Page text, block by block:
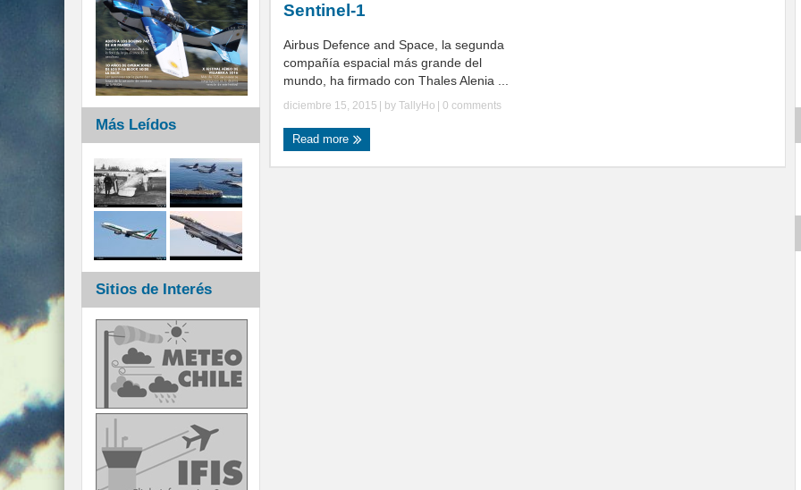
Sentinel-1
Airbus Defence and Space, la segunda
compañía espacial más grande del
mundo, ha firmado con Thales Alenia ...
diciembre 15, 2015 | by TallyHo 0 comments
Read more
Más Leídos
Sitios de Interés